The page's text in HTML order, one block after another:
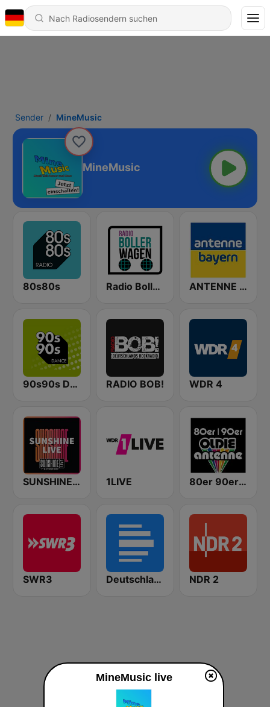
Sender MineMusic
MineMusic
80s80s Radio Bollerwagen ANTENNE BAYERN
90s90s Dance RADIO BOB! WDR 4
SUNSHINE LIVE 1LIVE 80er 90er OLDIE ANTENNE
SWR3 Deutschlandfunk NDR 2
MineMusic live